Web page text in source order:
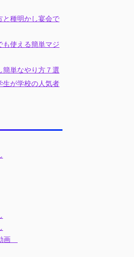
と種明かし宴会で
使える簡単マジ
簡単なやり方７選
生が学校の人気者
画